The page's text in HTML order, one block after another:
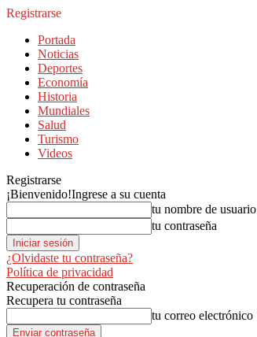
Registrarse
Portada
Noticias
Deportes
Economía
Historia
Mundiales
Salud
Turismo
Videos
Registrarse
¡Bienvenido!Ingrese a su cuenta
tu nombre de usuario
tu contraseña
¿Olvidaste tu contraseña?
Política de privacidad
Recuperación de contraseña
Recupera tu contraseña
tu correo electrónico